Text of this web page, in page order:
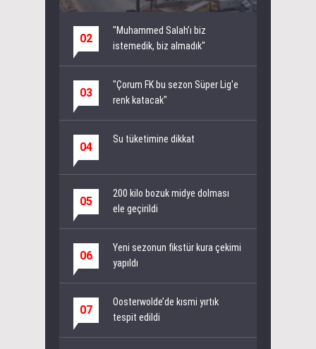
02
"Muhammed Salah’ı biz
istemedik, biz almadık"
03
"Çorum FK bu sezon Süper Lig'e
renk katacak"
04
Su tüketimine dikkat
05
200 kilo bozuk midye dolması
ele geçirildi
06
Yeni sezonun fikstür kura çekimi
yapıldı
07
Oosterwolde’de kısmi yırtık
tespit edildi